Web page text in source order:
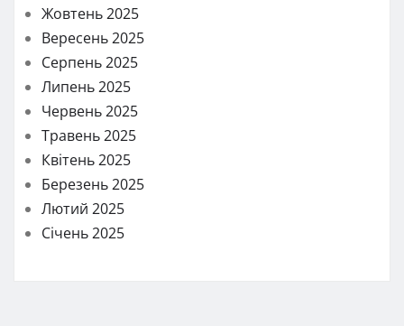
Жовтень 2025
Вересень 2025
Серпень 2025
Липень 2025
Червень 2025
Травень 2025
Квітень 2025
Березень 2025
Лютий 2025
Січень 2025